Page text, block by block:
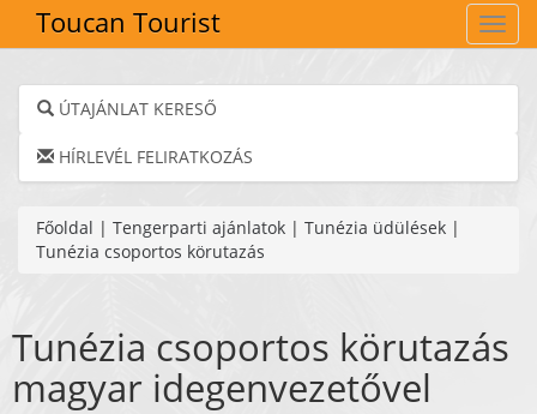
Toucan Tourist
ÚTAJÁNLAT KERESŐ
HÍRLEVÉL FELIRATKOZÁS
Főoldal | Tengerparti ajánlatok | Tunézia üdülések |
Tunézia csoportos körutazás
Tunézia csoportos körutazás
magyar idegenvezetővel